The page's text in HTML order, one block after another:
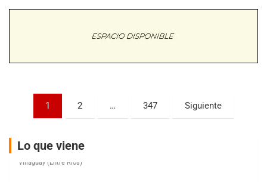
Paginación
entradas
1 2 … 347 Siguiente
Lo que viene
Ciudad de Trenque Lauquen (Asfalto)
Villaguay (Entre Ríos)
VICTORIENSE - F7
Victoria (Entre Ríos)
PATAGONICO - F6